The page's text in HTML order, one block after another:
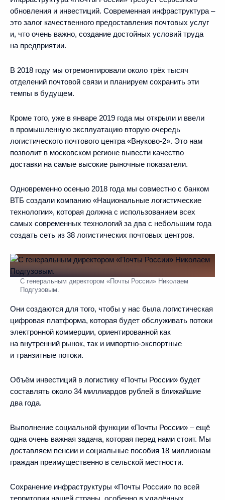
обновления и инвестиций. Современная инфраструктура –
это залог качественного предоставления почтовых услуг
и, что очень важно, создание достойных условий труда
на предприятии.
В 2018 году мы отремонтировали около трёх тысяч
отделений почтовой связи и планируем сохранить эти
темпы в будущем.
Кроме того, уже в январе 2019 года мы открыли и ввели
в промышленную эксплуатацию вторую очередь
логистического почтового центра «Внуково‑2». Это нам
позволит в московском регионе вывести качество
доставки на самые высокие рыночные показатели.
Одновременно осенью 2018 года мы совместно с банком
ВТБ создали компанию «Национальные логистические
технологии», которая должна с использованием всех
самых современных технологий за два с небольшим года
создать сеть из 38 логистических почтовых центров.
С генеральным директором «Почты России» Николаем
Подгузовым.
Они создаются для того, чтобы у нас была логистическая
цифровая платформа, которая будет обслуживать потоки
электронной коммерции, ориентированной как
на внутренний рынок, так и импортно‑экспортные
и транзитные потоки.
Объём инвестиций в логистику «Почты России» будет
составлять около 34 миллиардов рублей в ближайшие
два года.
Выполнение социальной функции «Почты России» – ещё
одна очень важная задача, которая перед нами стоит. Мы
доставляем пенсии и социальные пособия 18 миллионам
граждан преимущественно в сельской местности.
Сохранение инфраструктуры «Почты России» по всей
территории нашей страны, особенно в удалённых